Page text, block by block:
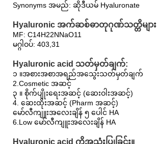
Synonyms အမည်: ဆိုဒီယမ် Hyaluronate
Hyaluronic အက်ဆစ်ဓာတုဂုဏ်သတ္တိများ
MF: C14H22NNaO11
မဂ္ဂါဝပ်: 403,31
Hyaluronic acid သတ်မှတ်ချက်:
၁ ။အစားအစာအရည်အသွေးသတ်မှတ်ချက်
2.Cosmetic အဆင့်
၃ ။ စိုက်ပျိုးရေးအဆင့် (ဆေးဝါးအဆင့်)
4. ဆေးထိုးအဆင့် (Pharm အဆင့်)
မော်လီကျူးအလေးချိန် ၅ ပေါင် HA
6.Low မော်လီကျူးအလေးချိန် HA
Hyaluronic acid ကိုအသုံးပြုခြင်း။